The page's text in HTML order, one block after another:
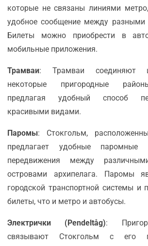
которые не связаны линиями
удобное сообщение между разными
Билеты можно приобрести в
мобильные приложения.
Трамваи: Трамваи соединяют
некоторые пригородные
предлагая удобный способ
красивыми видами.
Паромы: Стокгольм,
предлагает удобные
передвижения между
островами архипелага. Паромы
городской транспортной системы и
билеты, что и метро и автобусы.
Электрички (Pendeltåg):
связывают Стокгольм с его